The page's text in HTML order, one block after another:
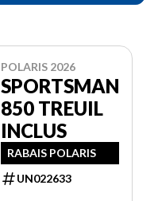
POLARIS 2026
SPORTSMAN
850 TREUIL
INCLUS
RABAIS POLARIS
UN022633